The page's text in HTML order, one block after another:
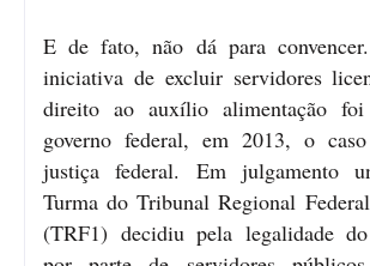
E de fato, não dá para
iniciativa de excluir servidores
direito ao auxílio alimentação
governo federal, em 2013, o
justiça federal. Em julgamento
Turma do Tribunal Regional
(TRF1) decidiu pela legalidade do